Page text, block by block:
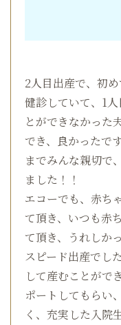
2人目出産で、初
健診していて、1
とができなかった
でき、良かったで
までみんな親切で
ました！！
エコーでも、赤ち
て頂き、いつも赤
て頂き、うれしか
スピード出産でし
して産むことがで
ポートしてもらい
く、充実した入院